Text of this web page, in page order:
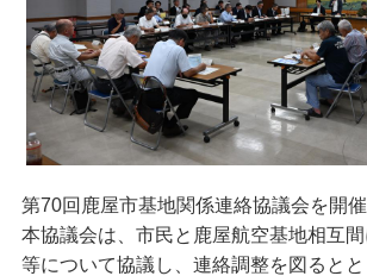
第70回鹿屋市基地関係連絡協議会を開催
本協議会は、市民と鹿屋航空基地相互
等について協議し、連絡調整を図ると